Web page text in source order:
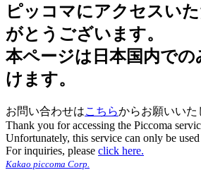
ピッコマにアクセスい
がとうございます。
本ページは日本国内で
けます。
お問い合わせはこちらからお願いいた
Thank you for accessing the Piccoma
Unfortunately, this service can only be
For inquiries, please click here.
Kakao piccoma Corp.